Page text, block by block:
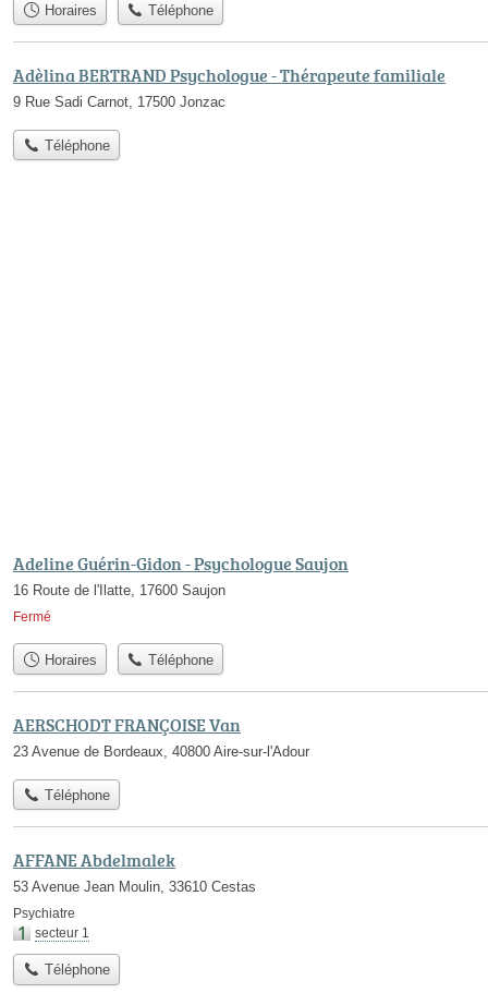
Horaires Téléphone
Adèlina BERTRAND Psychologue - Thérapeute familiale
9 Rue Sadi Carnot, 17500 Jonzac
Téléphone
Adeline Guérin-Gidon - Psychologue Saujon
16 Route de l'Ilatte, 17600 Saujon
Fermé
Horaires Téléphone
AERSCHODT FRANÇOISE Van
23 Avenue de Bordeaux, 40800 Aire-sur-l'Adour
Téléphone
AFFANE Abdelmalek
53 Avenue Jean Moulin, 33610 Cestas
Psychiatre
secteur 1
Téléphone